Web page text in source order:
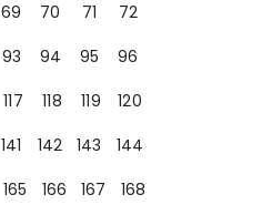
69 70 71
72
93 94 95
96
117 118 119
120
141 142 143
144
165 166 167
168